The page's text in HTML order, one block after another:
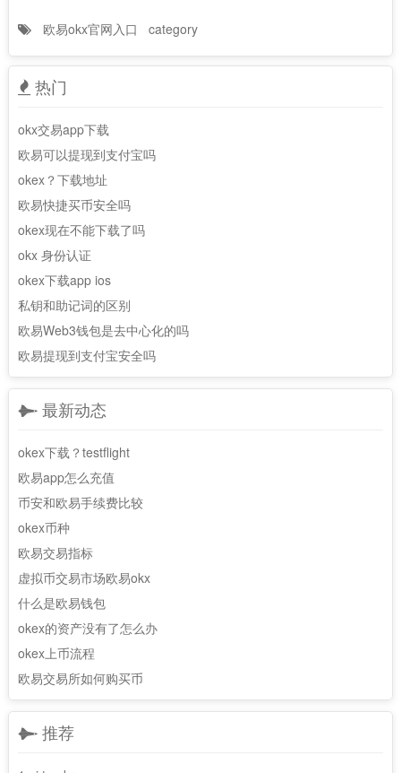
欧易okx官网入口
category
热门
okx交易app下载
欧易可以提现到支付宝吗
okex？下载地址
欧易快捷买币安全吗
okex现在不能下载了吗
okx 身份认证
okex下载app ios
私钥和助记词的区别
欧易Web3钱包是去中心化的吗
欧易提现到支付宝安全吗
最新动态
okex下载？testflight
欧易app怎么充值
币安和欧易手续费比较
okex币种
欧易交易指标
虚拟币交易市场欧易okx
什么是欧易钱包
okex的资产没有了怎么办
okex上币流程
欧易交易所如何购买币
推荐